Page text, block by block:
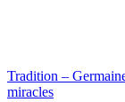
Tradition –
miracles